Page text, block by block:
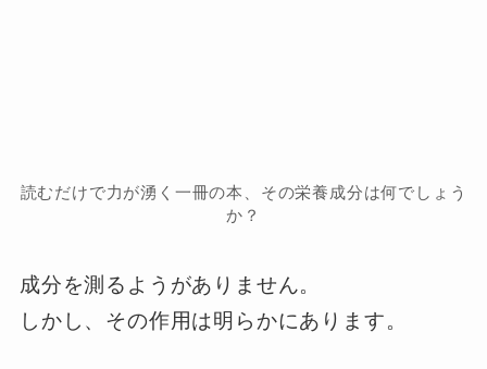
読むだけで力が湧く一冊の本、その栄養成分は何でしょう
か？
成分を測るようがありません。
しかし、その作用は明らかにあります。